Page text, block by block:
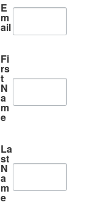
E
m
ail
Fi
rs
t
N
a
m
e
La
st
N
a
m
e